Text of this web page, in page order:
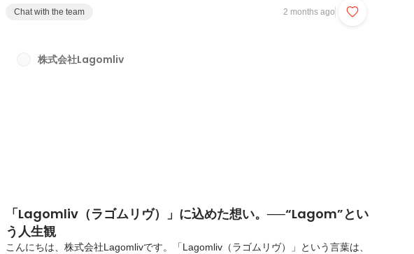
小漆間さん。新卒で入社した企業では、現場経験を経て、CRM導入や業務設計・
たな挑戦を決意。かつて共に事業を成長させた仲間との再会をきっかけに、
Chat with the team 2 months ago
株式会社Lagomliv
「Lagomliv（ラゴムリヴ）」に込めた想い。──“Lagom”とい
う人生観
こんにちは、株式会社Lagomlivです。「Lagomliv（ラゴムリヴ）」という言葉は、